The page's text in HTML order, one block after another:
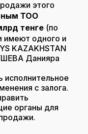
этого
ТОО
тенге (по
имеют одного и
KAZAKHSTAN
Данияра
исполнительное
с залога.
органы для